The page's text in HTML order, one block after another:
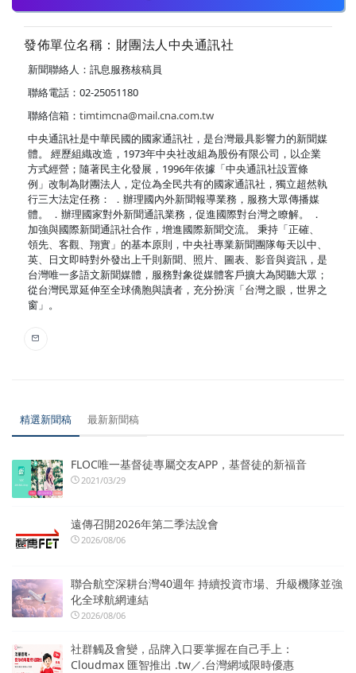
發佈單位名稱：財團法人中央通訊社
新聞聯絡人：訊息服務核稿員
聯絡電話：02-25051180
聯絡信箱： timtimcna@mail.cna.com.tw
中央通訊社是中華民國的國家通訊社，是台灣最具影響力的新聞媒
體。 經歷組織改造，1973年中央社改組為股份有限公司，以企業
方式經營；隨著民主化發展，1996年依據「中央通訊社設置條
例」改制為財團法人，定位為全民共有的國家通訊社，獨立超然執
行三大法定任務： ．辦理國內外新聞報導業務，服務大眾傳播媒
體。 ．辦理國家對外新聞通訊業務，促進國際對台灣之瞭解。 ．
加強與國際新聞通訊社合作，增進國際新聞交流。 秉持「正確、
領先、客觀、翔實」的基本原則，中央社專業新聞團隊每天以中、
英、日文即時對外發出上千則新聞、照片、圖表、影音與資訊，是
台灣唯一多語文新聞媒體，服務對象從媒體客戶擴大為閱聽大眾；
從台灣民眾延伸至全球僑胞與讀者，充分扮演「台灣之眼，世界之
窗」。
精選新聞稿 最新新聞稿
FLOC唯一基督徒專屬交友APP，基督徒的新福音
2021/03/29
遠傳召開2026年第二季法說會
2026/08/06
聯合航空深耕台灣40週年 持續投資市場、升級機隊並強
化全球航網連結
2026/08/06
社群觸及會變，品牌入口要掌握在自己手上：
Cloudmax 匯智推出 .tw／.台灣網域限時優惠